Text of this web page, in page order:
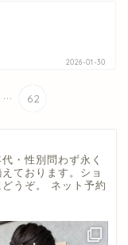
2026-01-30
... 62
・性別問わず永く
ております。ショ
うぞ。
ネット予約